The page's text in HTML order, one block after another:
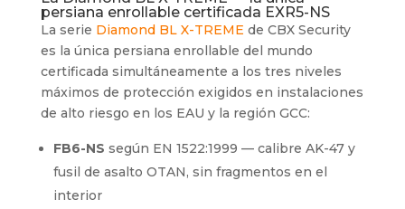
persiana enrollable certificada EXR5-NS
La serie Diamond BL X-TREME de CBX Security
es la única persiana enrollable del mundo
certificada simultáneamente a los tres niveles
máximos de protección exigidos en instalaciones
de alto riesgo en los EAU y la región GCC:
FB6-NS según EN 1522:1999 — calibre AK-47 y
fusil de asalto OTAN, sin fragmentos en el
interior